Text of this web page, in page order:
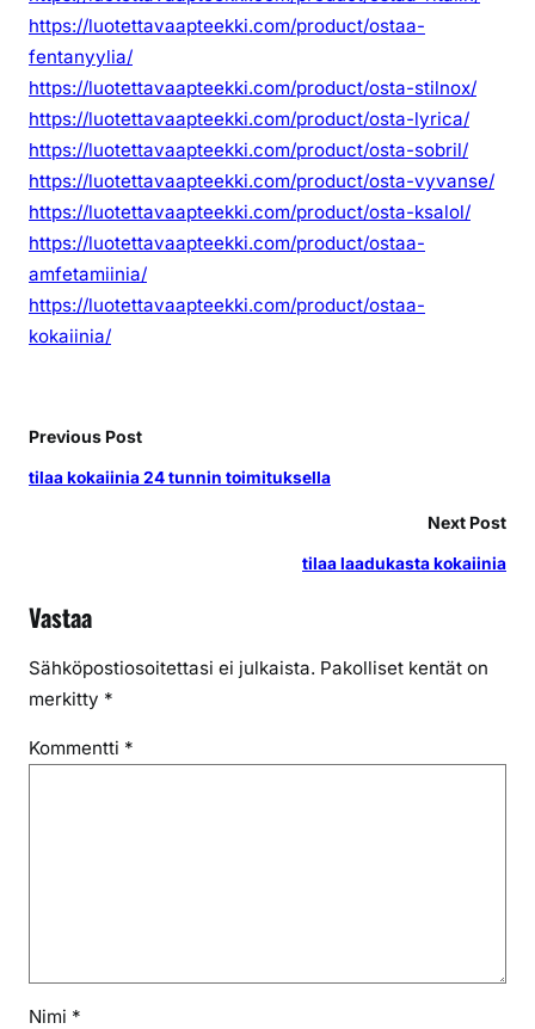
https://luotettavaapteekki.com/product/ostaa-
fentanyylia/
https://luotettavaapteekki.com/product/osta-stilnox/
https://luotettavaapteekki.com/product/osta-lyrica/
https://luotettavaapteekki.com/product/osta-sobril/
https://luotettavaapteekki.com/product/osta-vyvanse/
https://luotettavaapteekki.com/product/osta-ksalol/
https://luotettavaapteekki.com/product/ostaa-
amfetamiinia/
https://luotettavaapteekki.com/product/ostaa-
kokaiinia/
Previous Post
tilaa kokaiinia 24 tunnin toimituksella
Next Post
tilaa laadukasta kokaiinia
Vastaa
Sähköpostiosoitettasi ei julkaista. Pakolliset kentät on
merkitty *
Kommentti *
Nimi *